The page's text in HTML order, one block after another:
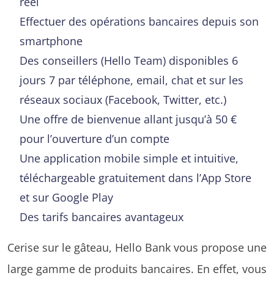
Effectuer des opérations bancaires depuis son
smartphone
Des conseillers (Hello Team) disponibles 6
jours 7 par téléphone, email, chat et sur les
réseaux sociaux (Facebook, Twitter, etc.)
Une offre de bienvenue allant jusqu’à 50 €
pour l’ouverture d’un compte
Une application mobile simple et intuitive,
téléchargeable gratuitement dans l’App Store
et sur Google Play
Des tarifs bancaires avantageux
Cerise sur le gâteau, Hello Bank vous propose une
large gamme de produits bancaires. En effet, vous